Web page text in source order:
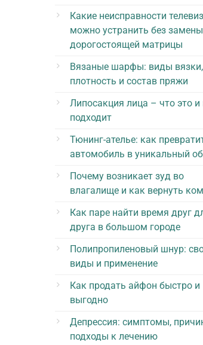
Какие неисправности
можно устранить без замены
дорогостоящей матрицы
Вязаные шарфы: виды вязки,
плотность и состав пряжи
Липосакция лица – что это
подходит
Тюнинг-ателье: как
автомобиль в уникальный
Почему возникает зуд во
влагалище и как вернуть
Как паре найти время друг
друга в большом городе
Полипропиленовый шнур:
виды и применение
Как продать айфон быстро и
выгодно
Депрессия: симптомы,
подходы к лечению